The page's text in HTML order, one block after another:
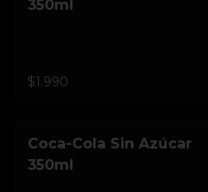
350ml
$1.990
Coca-Cola Sin Azúcar
350ml